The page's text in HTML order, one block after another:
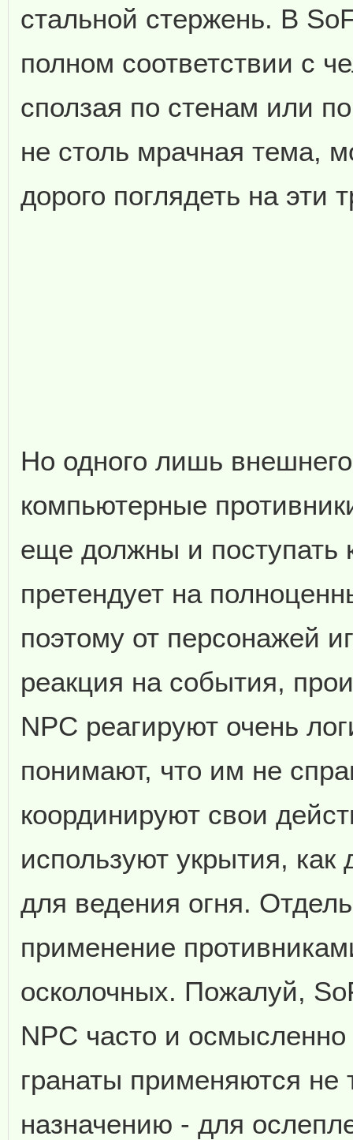
стальной стержень. В
полном соответствии с
сползая по стенам или
не столь мрачная тема,
дорого поглядеть на эти
Но одного лишь
компьютерные
еще должны и поступать
претендует на
поэтому от персонажей
реакция на события,
NPC реагируют очень
понимают, что им не
координируют свои
используют укрытия, как
для ведения огня.
применение
осколочных. Пожалуй,
NPC часто и
гранаты применяются не
назначению - для